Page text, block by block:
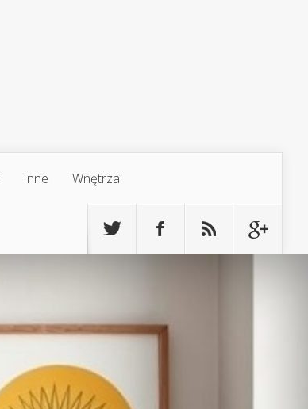
Inne Wnętrza